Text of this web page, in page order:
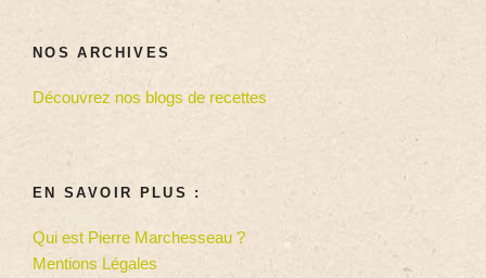
NOS ARCHIVES
Découvrez nos blogs de recettes
EN SAVOIR PLUS :
Qui est Pierre Marchesseau ?
Mentions Légales